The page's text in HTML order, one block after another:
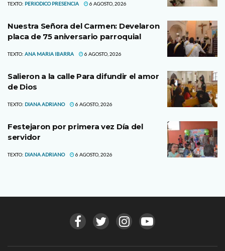
TEXTO: PERIODICO PRESENCIA 6 AGOSTO, 2026
Nuestra Señora del Carmen: Develaron
placa de 75 aniversario parroquial
TEXTO: ANA MARIA IBARRA 6 AGOSTO, 2026
Salieron a la calle Para difundir el amor
de Dios
TEXTO: DIANA ADRIANO 6 AGOSTO, 2026
Festejaron por primera vez Día del
servidor
TEXTO: DIANA ADRIANO 6 AGOSTO, 2026